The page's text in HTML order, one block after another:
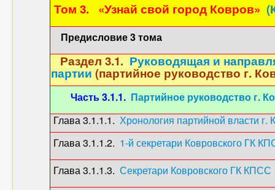
Том 3. «Узнай свой город Ковров»
Предисловие 3 тома
Раздел 3.1. Руководящая и
партии (партийное руководство г.
Часть 3.1.1. Партийное руководство г.
Глава 3.1.1.1. Хронология партийной власти г.
Глава 3.1.1.2. 1-й секретари Ковровского ГК
Глава 3.1.1.3. Секретари Ковровского ГК КПСС